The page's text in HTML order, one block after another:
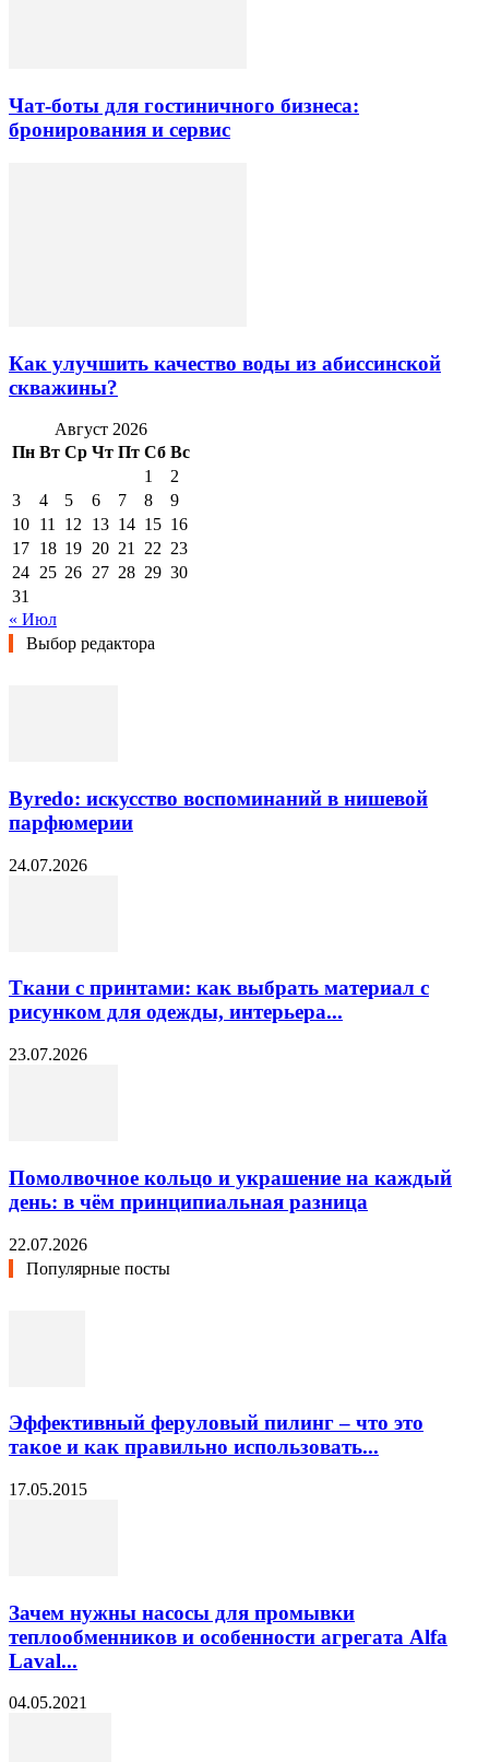
Чат-боты для гостиничного бизнеса:
бронирования и сервис
Как улучшить качество воды из абиссинской
скважины?
Август 2026
Пн Вт Ср Чт Пт Сб Вс
1
2
3
4 5 6 7 8
9
10 11 12 13 14 15 16
17 18 19 20 21 22 23
24 25 26 27 28 29 30
31
« Июл
Выбор редактора
Byredo: искусство воспоминаний в нишевой
парфюмерии
24.07.2026
Ткани с принтами: как выбрать материал с
рисунком для одежды, интерьера...
23.07.2026
Помолвочное кольцо и украшение на каждый
день: в чём принципиальная разница
22.07.2026
Популярные посты
Эффективный феруловый пилинг – что это
такое и как правильно использовать...
17.05.2015
Зачем нужны насосы для промывки
теплообменников и особенности агрегата Alfa
Laval...
04.05.2021